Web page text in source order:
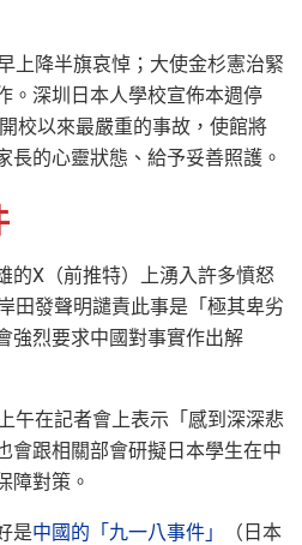
上降半旗哀悼；大使金杉憲治緊
。深圳日本人學校宣佈本週停
校以來最嚴重的事故，使館將
長的心靈狀態、給予妥善照護。
的X（前推特）上湧入許多憤怒
田發聲明譴責此事是「極其卑劣
強烈要求中國對事實作出解
午在記者會上表示「感到深深悲
會跟相關部會研擬日本學生在中
障對策。
是中國的「九一八事件」
（日本